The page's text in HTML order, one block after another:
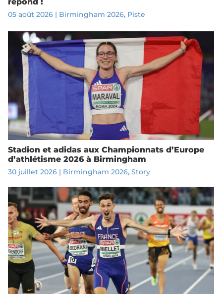
05 août 2026| Birmingham 2026, Piste
Stadion et adidas aux Championnats d’Europe
d’athlétisme 2026 à Birmingham
30 juillet 2026| Birmingham 2026, Story